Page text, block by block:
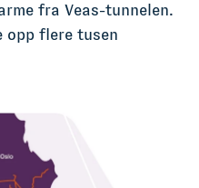
fra Veas-tunnelen.
opp flere tusen